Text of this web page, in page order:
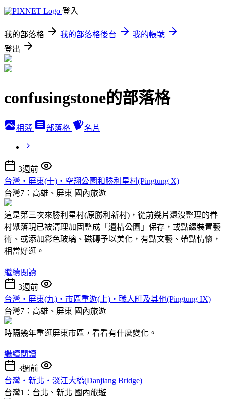
登入
我的部落格 我的部落格後台
我的帳號
登出
confusingstone的部落格
相簿 部落格 名片
3週前
台灣‧屏東(十)‧空翔公園和勝利星村(Pingtung X)
台灣7：高雄、屏東 國內旅遊
這是第三次來勝利星村(原勝利新村)，從前幾片還沒整理的眷
村聚落現已被清理加固整成「遺構公園」保存，或點綴裝置藝
術、或添加彩色玻璃、磁磚予以美化，有點文藝、帶點情懷，
相當好逛。
繼續閱讀
3週前
台灣‧屏東(九)‧市區重遊(上)‧職人町及其他(Pingtung IX)
台灣7：高雄、屏東 國內旅遊
時隔幾年重逛屏東市區，看看有什麼變化。
繼續閱讀
3週前
台灣‧新北‧淡江大橋(Danjiang Bridge)
台灣1：台北、新北 國內旅遊